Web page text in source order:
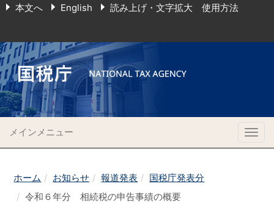
本文へ English 読み上げ・文字拡大 使用方法
メインメニュー
ホーム お知らせ 報道発表
国税庁発表分
令和６年分 相続税の申告事績の概要